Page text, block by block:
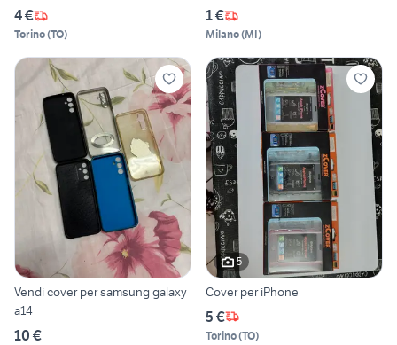
4 €
Torino(TO)
1 €
Milano(MI)
Vendi cover per samsung galaxy
a14
10 €
5
Cover per iPhone
5 €
Torino(TO)